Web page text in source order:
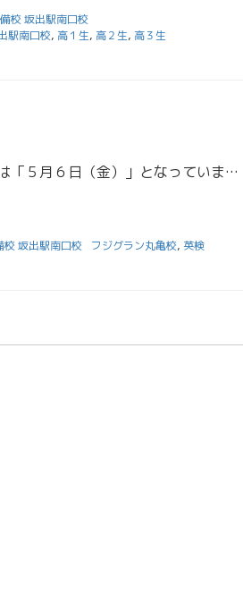
校 坂出駅南口校
駅南口校, 高１生, 高２生, 高３生
今年度の第１回英検が始まります。受付〆切は「５月６日（金）」となっています。チャレンジしてみませんか？ 受験希望の方は、本校LINEにご連絡ください。 ZMSグループは正式に「準会場」として認定されているので、フジグラン […]
校 坂出駅南口校 フジグラン丸亀校, 英検